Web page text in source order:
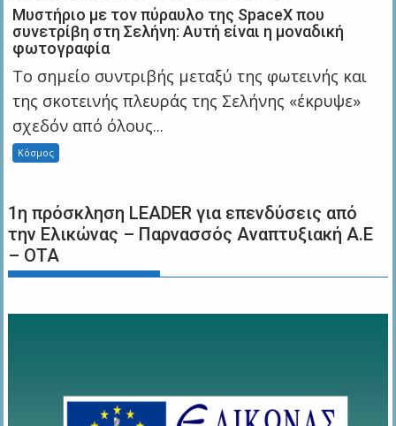
Μυστήριο με τον πύραυλο της SpaceX που
συνετρίβη στη Σελήνη: Αυτή είναι η μοναδική
φωτογραφία
Το σημείο συντριβής μεταξύ της φωτεινής και
της σκοτεινής πλευράς της Σελήνης «έκρυψε»
σχεδόν από όλους...
Κόσμος
1η πρόσκληση LEADER για επενδύσεις από
την Ελικώνας – Παρνασσός Αναπτυξιακή Α.Ε
– ΟΤΑ